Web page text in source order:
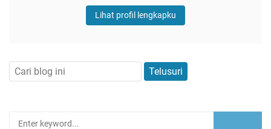
Lihat profil lengkapku